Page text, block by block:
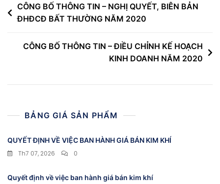
Điều
hướng
viết
CÔNG BỐ THÔNG TIN – NGHỊ QUYẾT, BIÊN BẢN
ĐHĐCĐ BẤT THƯỜNG NĂM 2020
CÔNG BỐ THÔNG TIN – ĐIỀU CHỈNH KẾ HOẠCH
KINH DOANH NĂM 2020
BẢNG GIÁ SẢN PHẨM
QUYẾT ĐỊNH VỀ VIỆC BAN HÀNH GIÁ BÁN KIM KHÍ
Th7 07, 2026
0
Quyết định về việc ban hành giá bán kim khí